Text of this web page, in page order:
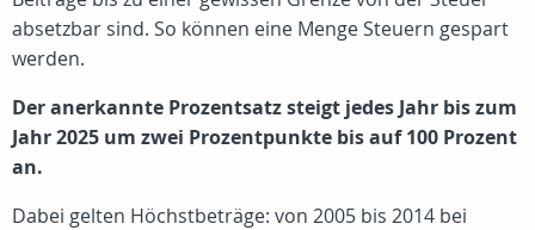
absetzbar sind. So können eine Menge Steuern gespart
werden.
Der anerkannte Prozentsatz steigt jedes Jahr bis zum
Jahr 2025 um zwei Prozentpunkte bis auf 100 Prozent
an.
Dabei gelten Höchstbeträge: von 2005 bis 2014 bei